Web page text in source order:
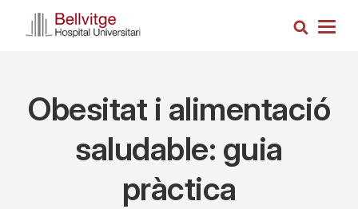
Search
Obesitat i alimentació
saludable: guia
pràctica